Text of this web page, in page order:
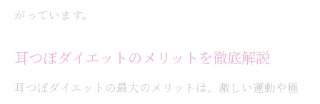
がっています。
耳つぼダイエットのメリットを徹底解説
耳つぼダイエットの最大のメリットは、激しい運動や極